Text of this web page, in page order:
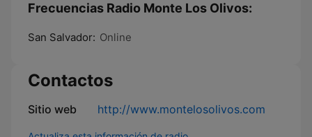
Frecuencias Radio Monte Los Olivos:
San Salvador: Online
Contactos
Sitio web http://www.montelosolivos.com